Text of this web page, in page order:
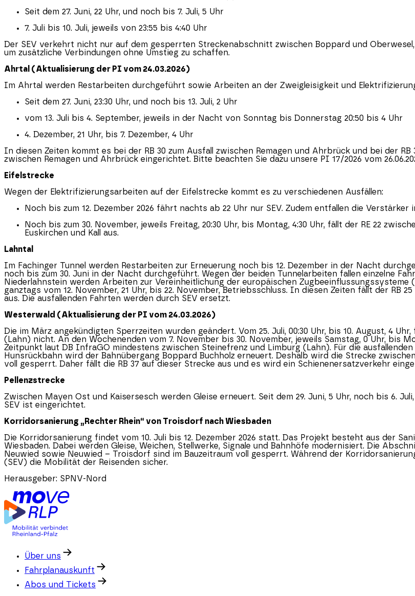
Seit dem 27. Juni, 22 Uhr, und noch bis 7. Juli, 5 Uhr
7. Juli bis 10. Juli, jeweils von 23:55 bis 4:40 Uhr
Der SEV verkehrt nicht nur auf dem gesperrten Streckenabschnitt zwischen Boppard und
um zusätzliche Verbindungen ohne Umstieg zu schaffen.
Ahrtal (Aktualisierung der PI vom 24.03.2026)
Im Ahrtal werden Restarbeiten durchgeführt sowie Arbeiten an der Zweigleisigkeit und
Seit dem 27. Juni, 23:30 Uhr, und noch bis 13. Juli, 2 Uhr
vom 13. Juli bis 4. September, jeweils in der Nacht von Sonntag bis Donnerstag 20:50 bis 4 Uhr
4. Dezember, 21 Uhr, bis 7. Dezember, 4 Uhr
In diesen Zeiten kommt es bei der RB 30 zum Ausfall zwischen Remagen und Ahrbrück und bei der RB
zwischen Remagen und Ahrbrück eingerichtet. Bitte beachten Sie dazu unsere PI 17/2026 vom
Eifelstrecke
Wegen der Elektrifizierungsarbeiten auf der Eifelstrecke kommt es zu verschiedenen Ausfällen:
Noch bis zum 12. Dezember 2026 fährt nachts ab 22 Uhr nur SEV. Zudem entfallen die
Noch bis zum 30. November, jeweils Freitag, 20:30 Uhr, bis Montag, 4:30 Uhr, fällt der RE 22
Euskirchen und Kall aus.
Lahntal
Im Fachinger Tunnel werden Restarbeiten zur Erneuerung noch bis 12. Dezember in der Nacht
noch bis zum 30. Juni in der Nacht durchgeführt. Wegen der beiden Tunnelarbeiten fallen einzelne
Niederlahnstein werden Arbeiten zur Vereinheitlichung der europäischen Zugbeeinflussungssysteme
ganztags vom 12. November, 21 Uhr, bis 22. November, Betriebsschluss. In diesen Zeiten fällt der RB
aus. Die ausfallenden Fahrten werden durch SEV ersetzt.
Westerwald (Aktualisierung der PI vom 24.03.2026)
Die im März angekündigten Sperrzeiten wurden geändert. Vom 25. Juli, 00:30 Uhr, bis 10. August, 4
(Lahn) nicht. An den Wochenenden vom 7. November bis 30. November, jeweils Samstag, 0 Uhr, bis
Zeitpunkt laut DB InfraGO mindestens zwischen Steinefrenz und Limburg (Lahn). Für die
Hunsrückbahn wird der Bahnübergang Boppard Buchholz erneuert. Deshalb wird die Strecke zwischen
voll gesperrt. Daher fällt die RB 37 auf dieser Strecke aus und es wird ein Schienenersatzverkehr
Pellenzstrecke
Zwischen Mayen Ost und Kaisersesch werden Gleise erneuert. Seit dem 29. Juni, 5 Uhr, noch bis 6.
SEV ist eingerichtet.
Korridorsanierung „Rechter Rhein“ von Troisdorf nach Wiesbaden
Die Korridorsanierung findet vom 10. Juli bis 12. Dezember 2026 statt. Das Projekt besteht aus der
Wiesbaden. Dabei werden Gleise, Weichen, Stellwerke, Signale und Bahnhöfe modernisiert. Die
Neuwied sowie Neuwied – Troisdorf sind im Bauzeitraum voll gesperrt. Während der
(SEV) die Mobilität der Reisenden sicher.
Herausgeber: SPNV-Nord
Über uns
Fahrplanauskunft
Abos und Tickets